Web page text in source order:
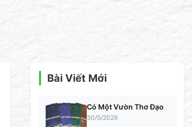
Bài Viết Mới
Có Một Vườn Thơ Đạo
30/5/2026